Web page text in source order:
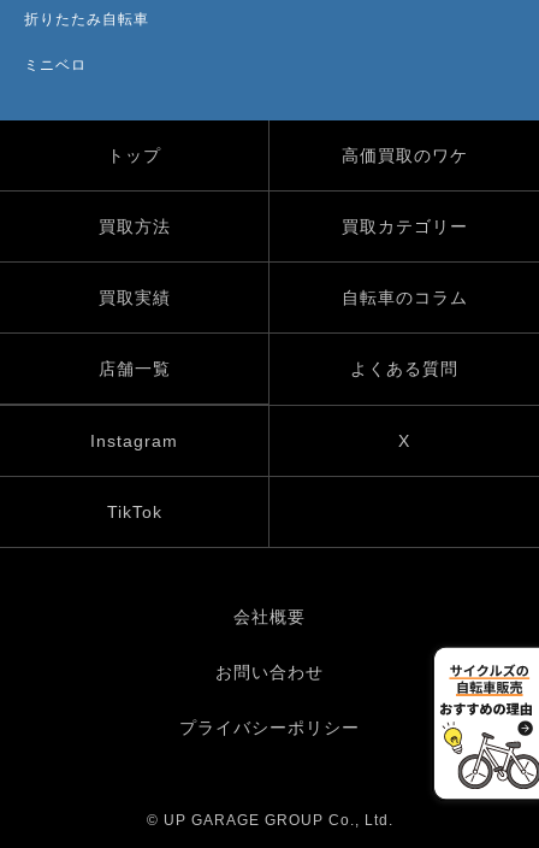
折りたたみ自転車
ミニベロ
トップ 高価買取のワケ
買取方法 買取カテゴリー
買取実績 自転車のコラム
店舗一覧 よくある質問
Instagram X
TikTok
会社概要
お問い合わせ
プライバシーポリシー
© UP GARAGE GROUP Co., Ltd.